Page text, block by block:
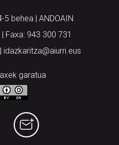
5 behea | ANDOAIN
Faxa: 943 300 731
idazkaritza@aiurri.eus
garatua